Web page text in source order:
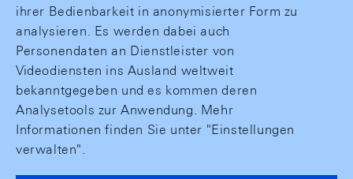
ihrer Bedienbarkeit in anonymisierter Form zu
analysieren. Es werden dabei auch
Personendaten an Dienstleister von
Videodiensten ins Ausland weltweit
bekanntgegeben und es kommen deren
Analysetools zur Anwendung. Mehr
Informationen finden Sie unter "Einstellungen
verwalten".